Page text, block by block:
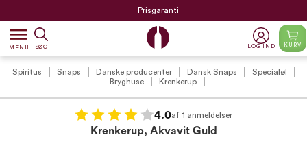
Prisgaranti
dehaze
MENU SØG LOG IND KURV
Spiritus Snaps Danske producenter Dansk Snaps
Specialøl
Bryghuse
Krenkerup
4.0af 1 anmeldelser
Krenkerup, Akvavit Guld